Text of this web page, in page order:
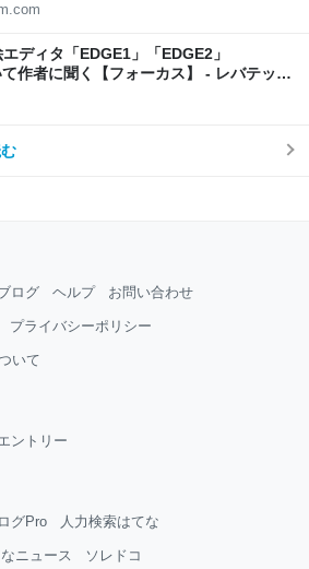
ディタ「EDGE1」「EDGE2」
作者に聞く【フォーカス】 - レバテック
ログ ヘルプ お問い合わせ
プライバシーポリシー
いて
ントリー
グPro 人力検索はてな
ニュース ソレドコ